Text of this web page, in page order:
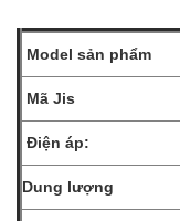
Model sản phẩm
Mã Jis
Điện áp:
Dung lượng